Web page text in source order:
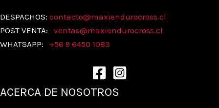
DESPACHOS: contacto@maxiendurocross.cl
POST VENTA: ventas@maxiendurocross.cl
WHATSAPP: +56 9 6450 1083
ACERCA DE NOSOTROS